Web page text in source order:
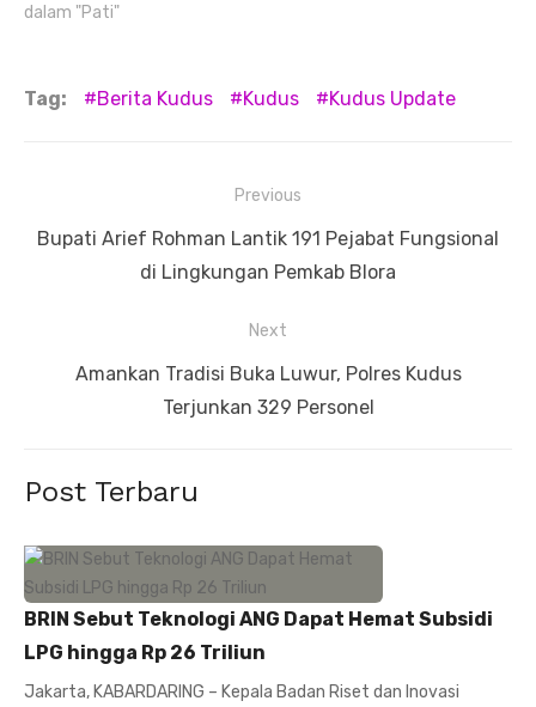
dalam "Pati"
Tag: Berita Kudus Kudus Kudus Update
pos
Previous
Previous
Bupati Arief Rohman Lantik 191 Pejabat Fungsional
di Lingkungan Pemkab Blora
Next
NextAmankan Tradisi Buka Luwur, Polres Kudus
Terjunkan 329 Personel
Post Terbaru
BRIN Sebut Teknologi ANG Dapat Hemat Subsidi
LPG hingga Rp 26 Triliun
Jakarta, KABARDARING – Kepala Badan Riset dan Inovasi